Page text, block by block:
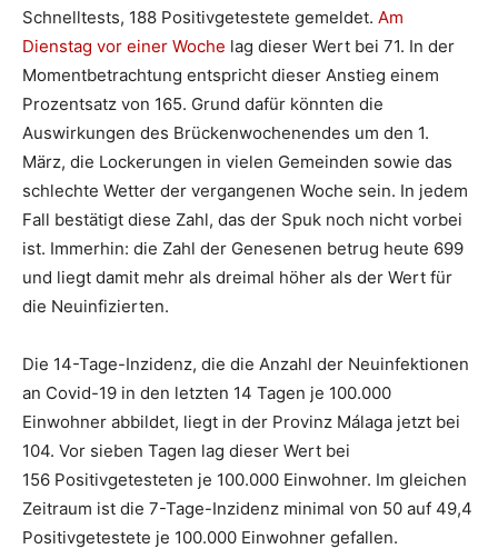
Schnelltests, 188 Positivgetestete gemeldet. Am
Dienstag vor einer Woche lag dieser Wert bei 71. In der
Momentbetrachtung entspricht dieser Anstieg einem
Prozentsatz von 165. Grund dafür könnten die
Auswirkungen des Brückenwochenendes um den 1.
März, die Lockerungen in vielen Gemeinden sowie das
schlechte Wetter der vergangenen Woche sein. In jedem
Fall bestätigt diese Zahl, das der Spuk noch nicht vorbei
ist. Immerhin: die Zahl der Genesenen betrug heute 699
und liegt damit mehr als dreimal höher als der Wert für
die Neuinfizierten.
Die 14-Tage-Inzidenz, die die Anzahl der Neuinfektionen
an Covid-19 in den letzten 14 Tagen je 100.000
Einwohner abbildet, liegt in der Provinz Málaga jetzt bei
104. Vor sieben Tagen lag dieser Wert bei
156 Positivgetesteten je 100.000 Einwohner. Im gleichen
Zeitraum ist die 7-Tage-Inzidenz minimal von 50 auf 49,4
Positivgetestete je 100.000 Einwohner gefallen.